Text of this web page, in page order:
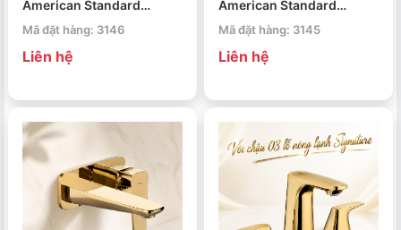
American Standard
Signature WF-1712NCS
Mã đặt hàng: 3146
Liên hệ
American Standard
Signature WF-1711NCS
Mã đặt hàng: 3145
Liên hệ